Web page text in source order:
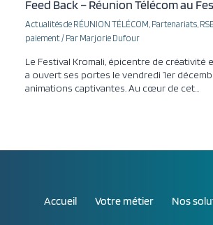
Feed Back – Réunion Télécom au
Actualités de RÉUNION TÉLÉCOM, Partenariats,
paiement/ Par Marjorie Dufour
Le Festival Kromali, épicentre de créativité
a ouvert ses portes le vendredi 1er
animations captivantes. Au cœur de cet…
Accueil Votre métier Nos